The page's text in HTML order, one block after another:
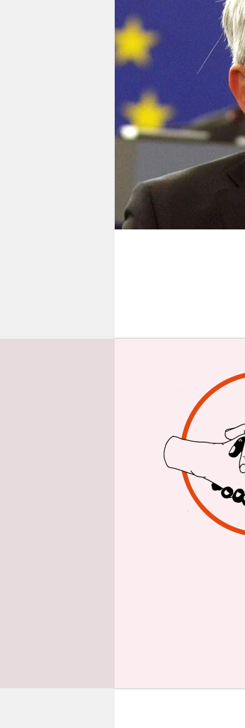
wahrheit
verlag
veranstaltungen
shop
fragen & hilfe
unterstützen
abo